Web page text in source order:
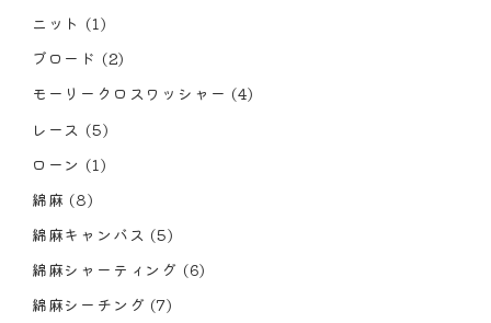
ニット (1)
ブロード (2)
モーリークロスワッシャー (4)
レース (5)
ローン (1)
綿麻 (8)
綿麻キャンバス (5)
綿麻シャーティング (6)
綿麻シーチング (7)